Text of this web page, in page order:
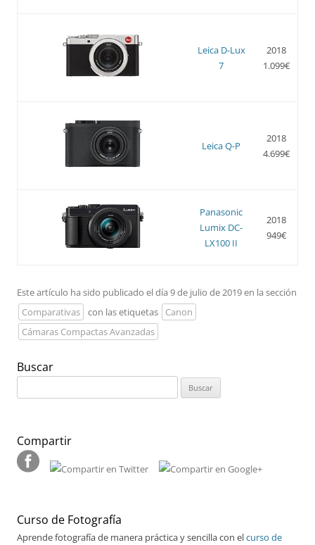
Leica D-Lux
7
2018
1.099€
Leica Q-P
2018
4.699€
Panasonic
Lumix DC-
LX100 II
2018
949€
Este artículo ha sido publicado el día 9 de julio de 2019 en la sección
Comparativas
con las etiquetas
Canon
Cámaras Compactas Avanzadas
Buscar
Compartir
Curso de Fotografía
Aprende fotografía de manera práctica y sencilla con elcurso de